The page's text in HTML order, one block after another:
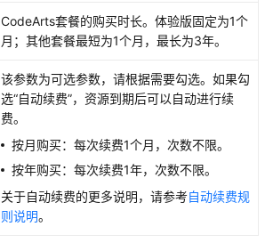
CodeArts套餐的购买时长。体验版固定为1个
月；其他套餐最短为1个月，最长为3年。
该参数为可选参数，请根据需要勾选。如果勾
选“自动续费”，资源到期后可以自动进行续
费。
按月购买：每次续费1个月，次数不限。
按年购买：每次续费1年，次数不限。
关于自动续费的更多说明，请参考自动续费规
则说明。